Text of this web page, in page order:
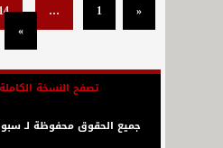
«
1
…
14
»
تصفح النسخة الكاملة
جميع الحقوق محفوظة لـ